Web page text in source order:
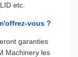
etc.
vous ?
garanties
Machinery les